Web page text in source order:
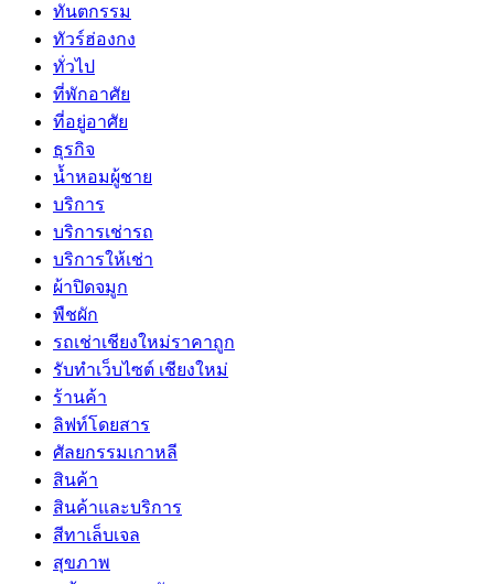
ทันตกรรม
ทัวร์ฮ่องกง
ทั่วไป
ที่พักอาศัย
ที่อยู่อาศัย
ธุรกิจ
น้ำหอมผู้ชาย
บริการ
บริการเช่ารถ
บริการให้เช่า
ผ้าปิดจมูก
พืชผัก
รถเช่าเชียงใหม่ราคาถูก
รับทำเว็บไซต์ เชียงใหม่
ร้านค้า
ลิฟท์โดยสาร
ศัลยกรรมเกาหลี
สินค้า
สินค้าและบริการ
สีทาเล็บเจล
สุขภาพ